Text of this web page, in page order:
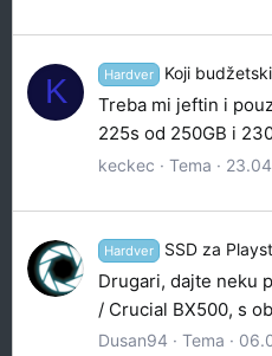
K Hardver Koji
Treba mi jeftin i
225s od 250GB i
keckec Tema
Hardver SSD za
Drugari, dajte neku
/ Crucial BX500, s
Dusan94 Tema